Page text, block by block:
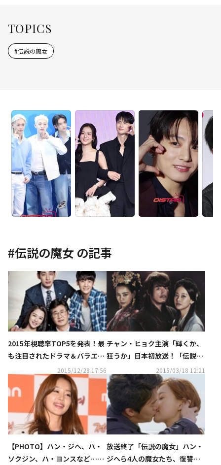
TOPICS
#伝説の魔女
#伝説の魔女 の記事
2015年視聴率TOP5を発表！最
も注目されたドラマ＆バラエテ
2015/12/28 17:56
チャン・ヒョク主演「輝くか、
狂うか」日本初放送！「伝説の
魔女」「走れ！チャンミ」「シ
ンデレラの涙」も放送決定
2015/03/18 12:21
【PHOTO】ハン・ジヘ、ハ・
ソクジン、ハ・ヨンスなど…ド
放送終了「伝説の魔女」ハン・
ジヘら4人の魔女たち、復讐と